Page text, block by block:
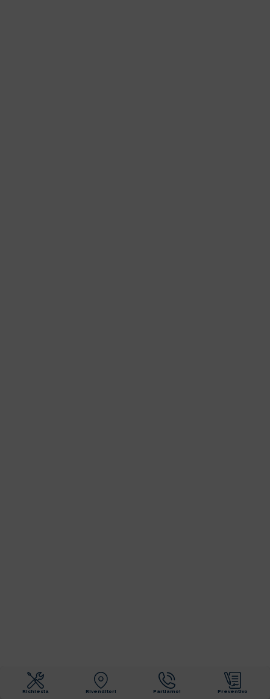
Richiesta Rivenditori Parliamo! Preventivo